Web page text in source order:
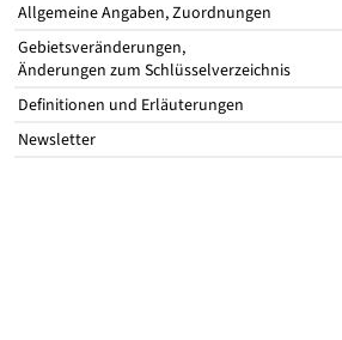
Allgemeine Angaben, Zuordnungen
Gebietsveränderungen,
Änderungen zum Schlüsselverzeichnis
Definitionen und Erläuterungen
Newsletter